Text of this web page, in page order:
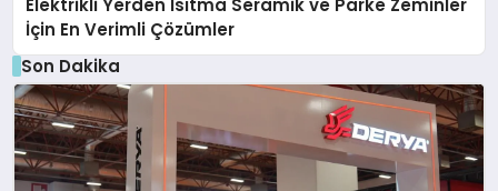
İçin En Verimli Çözümler
Son Dakika